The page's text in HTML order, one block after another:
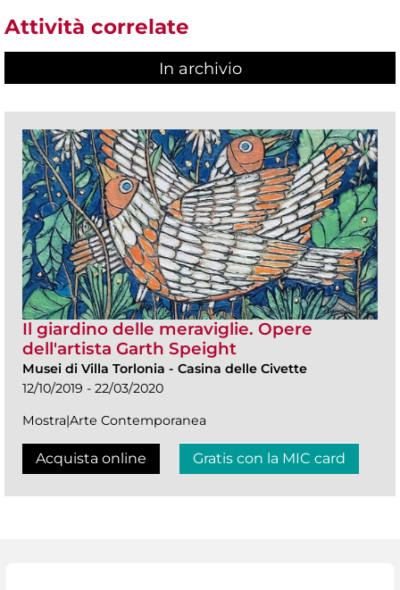
Attività correlate
In archivio
Il giardino delle meraviglie. Opere
dell'artista Garth Speight
Musei di Villa Torlonia - Casina delle Civette
12/10/2019 - 22/03/2020
Mostra|Arte Contemporanea
Acquista online Gratis con la MIC card